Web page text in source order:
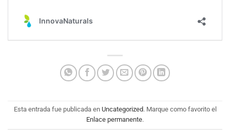
Esta entrada fue publicada en Uncategorized. Marque como favorito el
Enlace permanente.